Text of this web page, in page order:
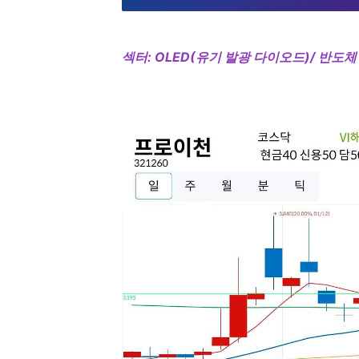
섹터: OLED(유기 발광 다이오드)/ 반도